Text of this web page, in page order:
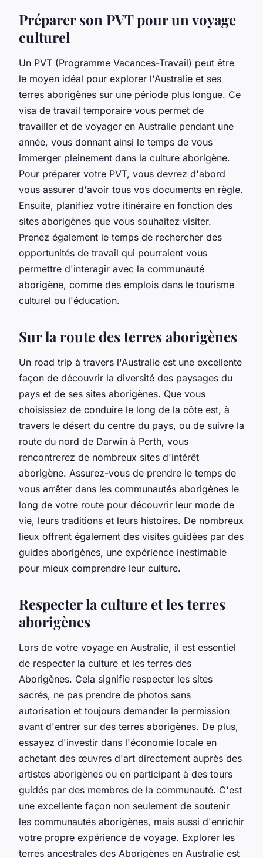
Préparer son PVT pour un voyage
culturel
Un PVT (Programme Vacances-Travail) peut être
le moyen idéal pour explorer l'Australie et ses
terres aborigènes sur une période plus longue. Ce
visa de travail temporaire vous permet de
travailler et de voyager en Australie pendant une
année, vous donnant ainsi le temps de vous
immerger pleinement dans la culture aborigène.
Pour préparer votre PVT, vous devrez d'abord
vous assurer d'avoir tous vos documents en règle.
Ensuite, planifiez votre itinéraire en fonction des
sites aborigènes que vous souhaitez visiter.
Prenez également le temps de rechercher des
opportunités de travail qui pourraient vous
permettre d'interagir avec la communauté
aborigène, comme des emplois dans le tourisme
culturel ou l'éducation.
Sur la route des terres aborigènes
Un road trip à travers l'Australie est une excellente
façon de découvrir la diversité des paysages du
pays et de ses sites aborigènes. Que vous
choisissiez de conduire le long de la côte est, à
travers le désert du centre du pays, ou de suivre la
route du nord de Darwin à Perth, vous
rencontrerez de nombreux sites d'intérêt
aborigène. Assurez-vous de prendre le temps de
vous arrêter dans les communautés aborigènes le
long de votre route pour découvrir leur mode de
vie, leurs traditions et leurs histoires. De nombreux
lieux offrent également des visites guidées par des
guides aborigènes, une expérience inestimable
pour mieux comprendre leur culture.
Respecter la culture et les terres
aborigènes
Lors de votre voyage en Australie, il est essentiel
de respecter la culture et les terres des
Aborigènes. Cela signifie respecter les sites
sacrés, ne pas prendre de photos sans
autorisation et toujours demander la permission
avant d'entrer sur des terres aborigènes. De plus,
essayez d'investir dans l'économie locale en
achetant des œuvres d'art directement auprès des
artistes aborigènes ou en participant à des tours
guidés par des membres de la communauté. C'est
une excellente façon non seulement de soutenir
les communautés aborigènes, mais aussi d'enrichir
votre propre expérience de voyage. Explorer les
terres ancestrales des Aborigènes en Australie est